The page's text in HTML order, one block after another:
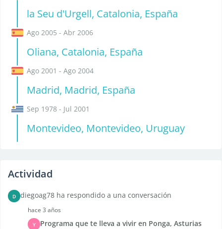
la Seu d'Urgell, Catalonia, España
Ago 2005 - Abr 2006
Oliana, Catalonia, España
Ago 2001 - Ago 2004
Madrid, Madrid, España
Sep 1978 - Jul 2001
Montevideo, Montevideo, Uruguay
Actividad
D diegoag78 ha respondido a una conversación
hace 3 años
Y
Programa que te lleva a vivir en Ponga, Asturias